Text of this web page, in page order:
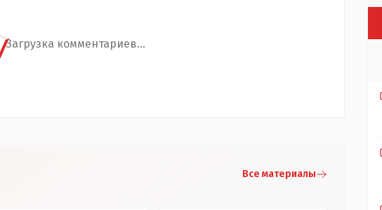
Загрузка комментариев...
Все материалы